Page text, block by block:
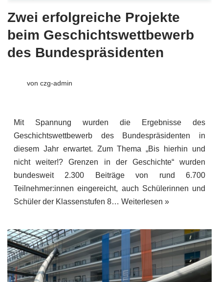
Zwei erfolgreiche Projekte
beim Geschichtswettbewerb
des Bundespräsidenten
von czg-admin
Mit Spannung wurden die Ergebnisse des
Geschichtswettbewerb des Bundespräsidenten in
diesem Jahr erwartet. Zum Thema „Bis hierhin und
nicht weiter!? Grenzen in der Geschichte“ wurden
bundesweit 2.300 Beiträge von rund 6.700
Teilnehmer:innen eingereicht, auch Schülerinnen und
Schüler der Klassenstufen 8… Weiterlesen »